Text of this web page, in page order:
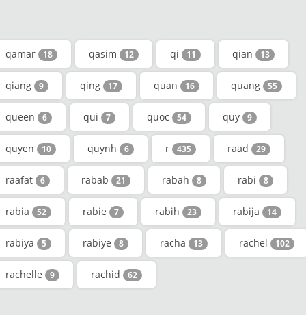
qamar 18 qasim 12 qi 11 qian 13
qiang 9 qing 17 quan 16 quang 55
queen 6 qui 7 quoc 54 quy 9
quyen 10 quynh 6 r 435 raad 29
raafat 6 rabab 21 rabah 8 rabi 8
rabia 52 rabie 7 rabih 23 rabija 14
rabiya 5 rabiye 8 racha 13 rachel 102
rachelle 9 rachid 62